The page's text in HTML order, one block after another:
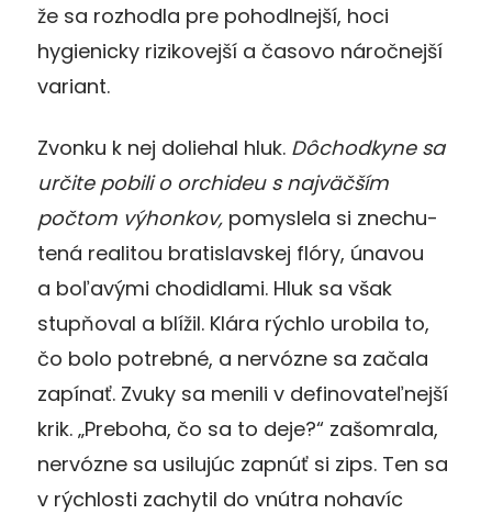
že sa rozhodla pre pohodlnejší, hoci
hygienicky rizikovejší a časovo náročnejší
variant.
Zvonku k nej doliehal hluk. Dôchodkyne sa
určite pobili o or­chi­deu s najväčším
počtom výhonkov, pomyslela si zne­chu­
te­ná realitou bratislavskej flóry, únavou
a boľavými chodidlami. Hluk sa však
stupňoval a blížil. Klára rýchlo urobila to,
čo bolo potrebné, a nervózne sa začala
zapínať. Zvuky sa menili v definovateľnejší
krik. „Preboha, čo sa to deje?“ zašomrala,
nervózne sa usilujúc zapnúť si zips. Ten sa
v rýchlosti zachytil do vnútra nohavíc